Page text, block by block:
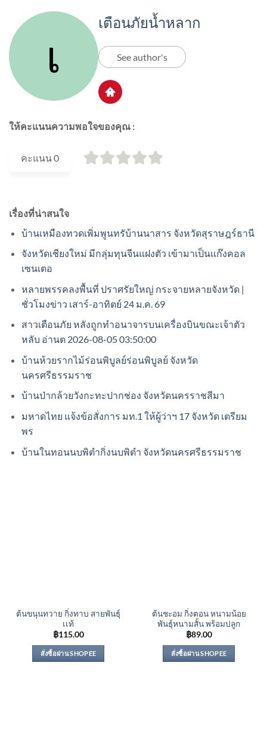
เตือนภัยน้ำหลาก
See author's
ให้คะแนนความพอใจของคุณ :
คะแนน0
เรื่องที่น่าสนใจ
บ้านเหมืองทวดเพิ่มพูนทรับ้านนาสาร จังหวัดสุราษฎร์ธานี
จังหวัดเชียงใหม่ มีกลุ่มทุนจีนแฝงตัว เข้ามาเป็นแก๊งคอล
เซนเตอ
หลายพรรคลงพื้นที่ ปราศรัยใหญ่ กระจายหลายจังหวัด |
ชั่วโมงข่าว เสาร์-อาทิตย์ 24 ม.ค. 69
สาวเตือนภัย หลังถูกทำอนาจารบนเครื่องบินขณะเจ้าตัว
หลับ อ่านต 2026-08-05 03:50:00
บ้านห้วยรากไม้ร่อนพิบูลย์ร่อนพิบูลย์ จังหวัด
นครศรีธรรมราช
บ้านป่ากล้วยวังกะทะปากช่อง จังหวัดนครราชสีมา
มหาดไทย แจ้งข้อสั่งการ มท.1 ให้ผู้ว่าฯ 17 จังหวัด เตรียม
พร
บ้านในทอนนบพิตำกิ่งนบพิตำ จังหวัดนครศรีธรรมราช
ต้นขนุนทวาย กิ่งทาบ สายพันธุ์
เเท้
฿115.00
สั่งซื้อผ่าน SHOPEE
ต้นชะอม กิ่งตอน หนามน้อย
พันธุ์หนามสั้น พร้อมปลูก
฿89.00
สั่งซื้อผ่าน SHOPEE